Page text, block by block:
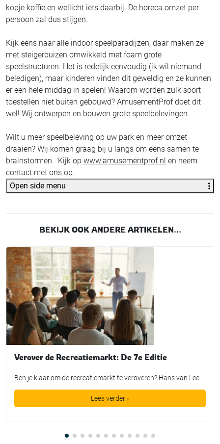
kopje koffie en wellicht iets daarbij. De horeca omzet per
persoon zal dus stijgen.
Kijk eens naar alle indoor speelparadijzen, daar maken ze
met steigerbuizen omwikkeld met foam grote
speelstructuren. Het is redelijk eenvoudig (ik wil niemand
beledigen), maar kinderen vinden dit geweldig en ze kunnen
er een hele middag in spelen! Waarom worden zulk soort
toestellen niet buiten gebouwd? AmusementProf doet dit
wel! Wij ontwerpen en bouwen grote speelbelevingen.
Wilt u meer speelbeleving op uw park en meer omzet
draaien? Wij komen graag bij u langs om eens samen te
brainstormen. Kijk op www.amusementprof.nl en neem
contact met ons op.
Open side menu
BEKIJK OOK ANDERE ARTIKELEN...
Verover de Recreatiemarkt: De 7e Editie
Lees verder »